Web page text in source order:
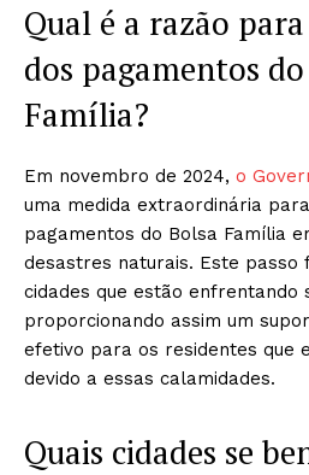
Qual é a razão
dos pagamentos
Família?
Em novembro de 2024, o
uma medida extraordinária
pagamentos do Bolsa Família
desastres naturais. Este passo
cidades que estão enfrentando
proporcionando assim um
efetivo para os residentes que
devido a essas calamidades.
Quais cidades se